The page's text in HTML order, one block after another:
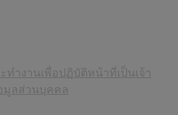
ทำงานเพื่อปฏิบัติหน้าที่เป็นเจ้า
ลส่วนบุคคล